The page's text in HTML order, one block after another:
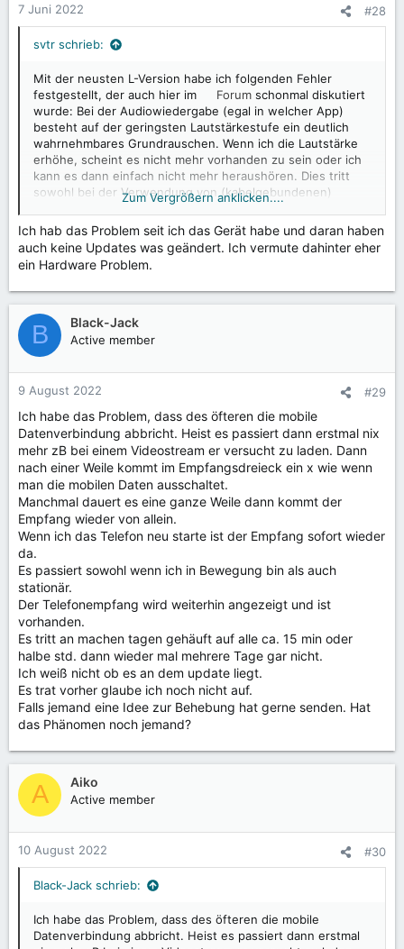
7 Juni 2022 #28
svtr schrieb:
Mit der neusten L-Version habe ich folgenden Fehler
festgestellt, der auch hier im
Forum schonmal diskutiert
wurde: Bei der Audiowiedergabe (egal in welcher App)
besteht auf der geringsten Lautstärkestufe ein deutlich
wahrnehmbares Grundrauschen. Wenn ich die Lautstärke
erhöhe, scheint es nicht mehr vorhanden zu sein oder ich
kann es dann einfach nicht mehr heraushören. Dies tritt
sowohl bei der Verwendung von (kabelgebundenen)
Kopfhörern, Headsets als auch bei den eingebauten
Lautsprechern auf (allerdings in unterschiedlich starker
Ausprägung, aber stets deutlich störend), weshalb ich auf
ein Softwareproblem schließe.
In dem ursprünglichen Thread vom Anfang des Jahres
heißt es, dass das Problem mit der nächsten Version
behoben sein sollte. Da ich die L-/G-Versionen, die seitdem
erschienen sind nicht selbst getestet habe und das
Problem bei der Auflistung der bekannten Fehler nicht
erwähnt wird, wäre meine Frage ob der Fehler bekannt und
bereits behoben ist oder ob hier in der nächsten Version
Zum Vergrößern anklicken....
Ich hab das Problem seit ich das Gerät habe und daran haben
auch keine Updates was geändert. Ich vermute dahinter eher
ein Hardware Problem.
B Black-Jack
Active member
9 August 2022 #29
Ich habe das Problem, dass des öfteren die mobile
Datenverbindung abbricht. Heist es passiert dann erstmal nix
mehr zB bei einem Videostream er versucht zu laden. Dann
nach einer Weile kommt im Empfangsdreieck ein x wie wenn
man die mobilen Daten ausschaltet.
Manchmal dauert es eine ganze Weile dann kommt der
Empfang wieder von allein.
Wenn ich das Telefon neu starte ist der Empfang sofort wieder
da.
Es passiert sowohl wenn ich in Bewegung bin als auch
stationär.
Der Telefonempfang wird weiterhin angezeigt und ist
vorhanden.
Es tritt an machen tagen gehäuft auf alle ca. 15 min oder
halbe std. dann wieder mal mehrere Tage gar nicht.
Ich weiß nicht ob es an dem update liegt.
Es trat vorher glaube ich noch nicht auf.
Falls jemand eine Idee zur Behebung hat gerne senden. Hat
das Phänomen noch jemand?
A Aiko
Active member
10 August 2022 #30
Black-Jack schrieb:
Ich habe das Problem, dass des öfteren die mobile
Datenverbindung abbricht. Heist es passiert dann erstmal